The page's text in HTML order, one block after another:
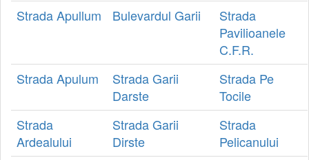
Strada Apullum
Bulevardul Garii
Strada
Pavilioanele
C.F.R.
Strada Apulum
Strada Garii
Darste
Strada Pe
Tocile
Strada
Ardealului
Strada Garii
Dirste
Strada
Pelicanului